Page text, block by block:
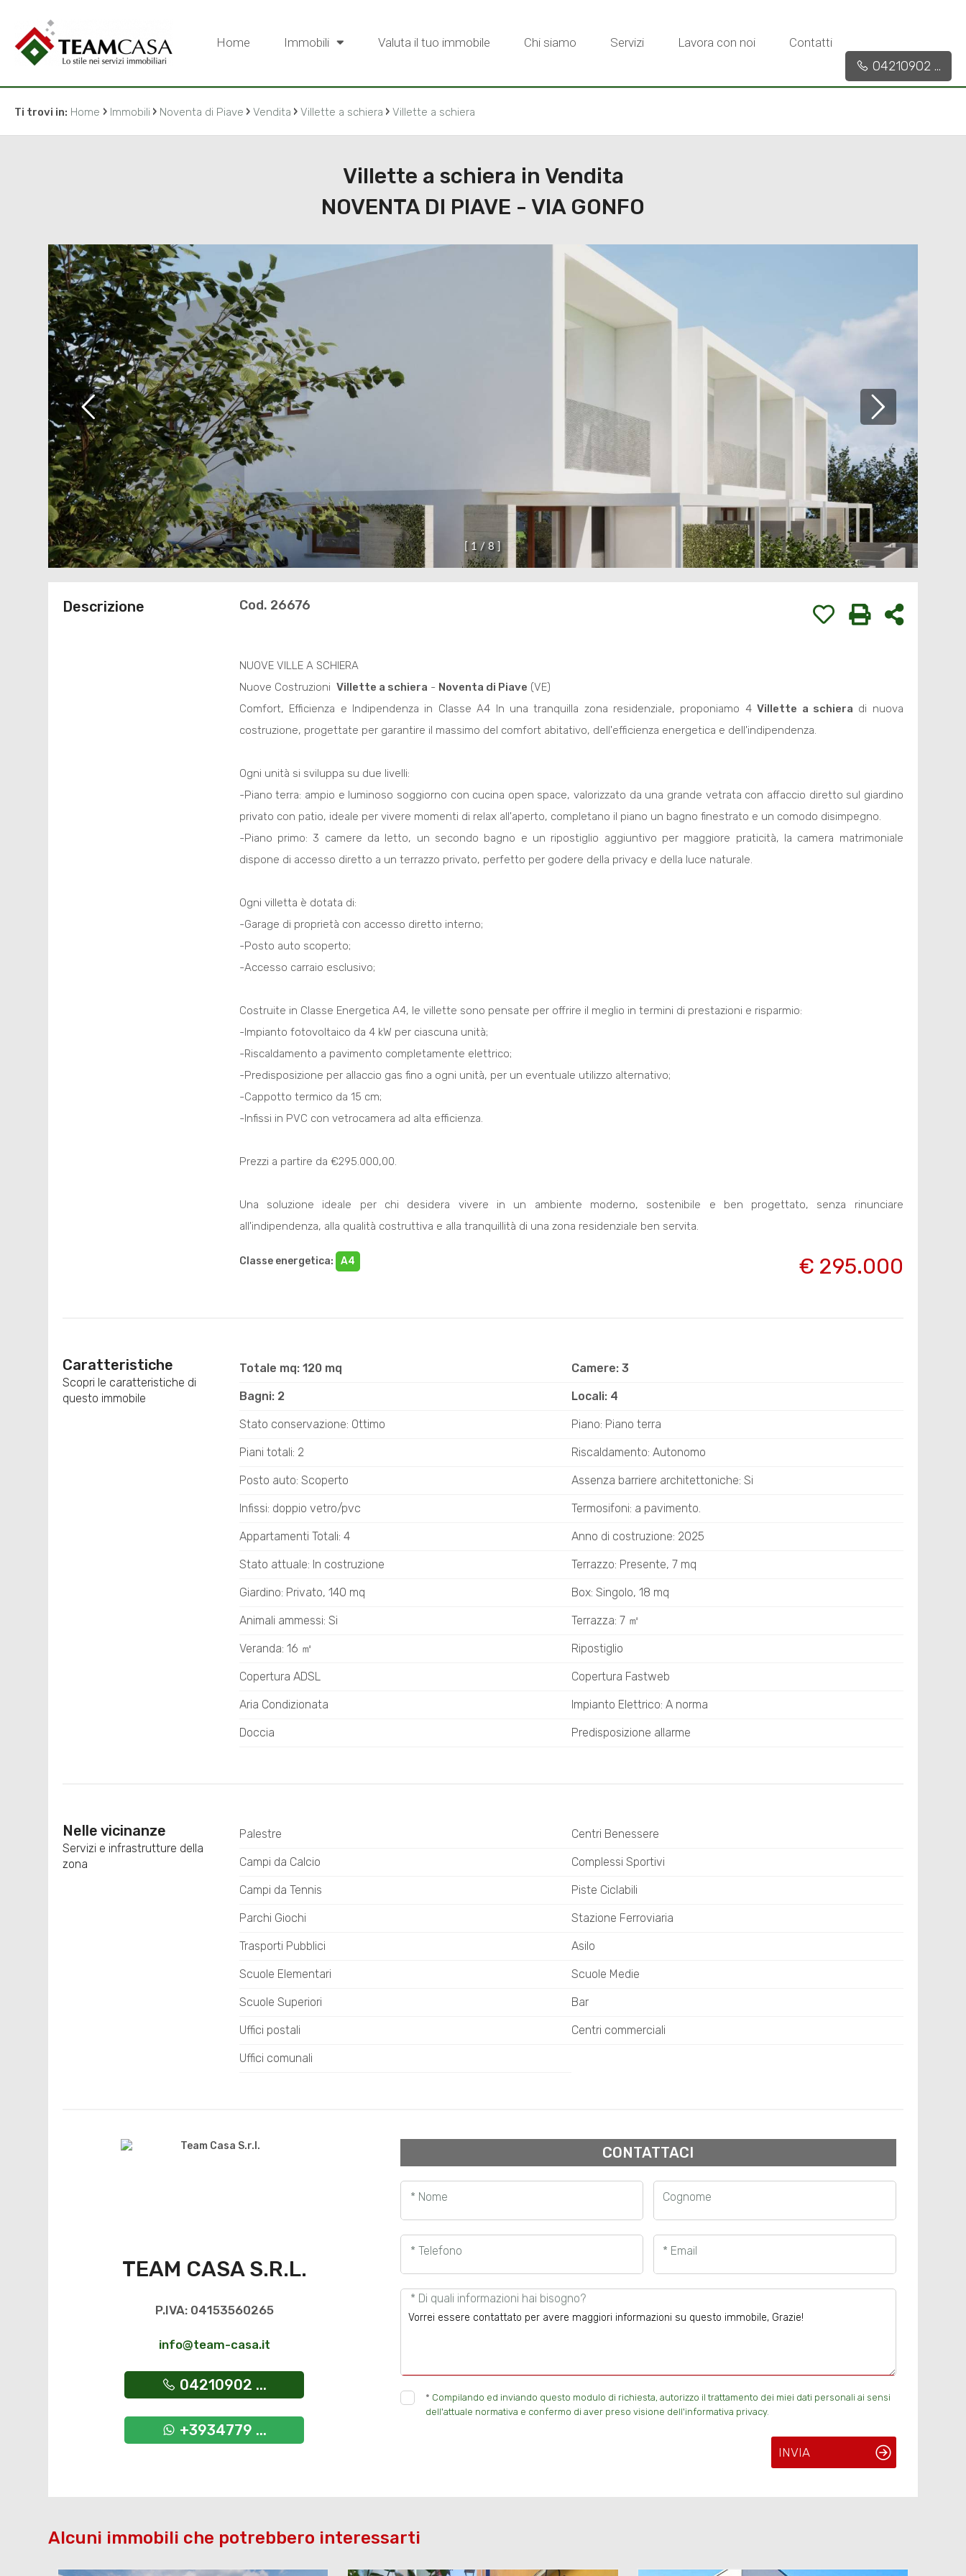
Home Immobili Valuta il tuo immobile Chi siamo Servizi Lavora con noi Contatti
04210902 ...
Ti trovi in: Home › Immobili › Noventa di Piave › Vendita › Villette a schiera › Villette a schiera
Villette a schiera in Vendita
NOVENTA DI PIAVE - VIA GONFO
1 / 8
Descrizione Cod. 26676
NUOVE VILLE A SCHIERA
Nuove Costruzioni  Villette a schiera - Noventa di Piave (VE)
Comfort, Efficienza e Indipendenza in Classe A4 In una tranquilla zona residenziale, proponiamo 4Villette a schiera di nuova
costruzione, progettate per garantire il massimo del comfort abitativo, dell'efficienza energetica e dell'indipendenza.
Ogni unità si sviluppa su due livelli:
-Piano terra: ampio e luminoso soggiorno con cucina open space, valorizzato da una grande vetrata con affaccio diretto sul giardino
privato con patio, ideale per vivere momenti di relax all'aperto, completano il piano un bagno finestrato e un comodo disimpegno.
-Piano primo: 3 camere da letto, un secondo bagno e un ripostiglio aggiuntivo per maggiore praticità, la camera matrimoniale
dispone di accesso diretto a un terrazzo privato, perfetto per godere della privacy e della luce naturale.
Ogni villetta è dotata di:
-Garage di proprietà con accesso diretto interno;
-Posto auto scoperto;
-Accesso carraio esclusivo;
Costruite in Classe Energetica A4, le villette sono pensate per offrire il meglio in termini di prestazioni e risparmio:
-Impianto fotovoltaico da 4 kW per ciascuna unità;
-Riscaldamento a pavimento completamente elettrico;
-Predisposizione per allaccio gas fino a ogni unità, per un eventuale utilizzo alternativo;
-Cappotto termico da 15 cm;
-Infissi in PVC con vetrocamera ad alta efficienza.
Prezzi a partire da €295.000,00.
Una soluzione ideale per chi desidera vivere in un ambiente moderno, sostenibile e ben progettato, senza rinunciare
all'indipendenza, alla qualità costruttiva e alla tranquillità di una zona residenziale ben servita.
Classe energetica: A4 € 295.000
Caratteristiche
Scopri le caratteristiche di
questo immobile
Totale mq: 120 mq Camere: 3
Bagni: 2 Locali: 4
Stato conservazione: Ottimo Piano: Piano terra
Piani totali: 2 Riscaldamento: Autonomo
Posto auto: Scoperto Assenza barriere architettoniche: Si
Infissi: doppio vetro/pvc Termosifoni: a pavimento.
Appartamenti Totali: 4 Anno di costruzione: 2025
Stato attuale: In costruzione Terrazzo: Presente, 7 mq
Giardino: Privato, 140 mq Box: Singolo, 18 mq
Animali ammessi: Si Terrazza: 7 ㎡
Veranda: 16 ㎡ Ripostiglio
Copertura ADSL Copertura Fastweb
Aria Condizionata Impianto Elettrico: A norma
Doccia Predisposizione allarme
Nelle vicinanze
Servizi e infrastrutture della
zona
Palestre Centri Benessere
Campi da Calcio Complessi Sportivi
Campi da Tennis Piste Ciclabili
Parchi Giochi Stazione Ferroviaria
Trasporti Pubblici Asilo
Scuole Elementari Scuole Medie
Scuole Superiori Bar
Uffici postali Centri commerciali
Uffici comunali
TEAM CASA S.R.L.
P.IVA: 04153560265
info@team-casa.it
04210902 ...
+3934779 ...
CONTATTACI
* Nome Cognome
* Telefono * Email
* Di quali informazioni hai bisogno?
* Compilando ed inviando questo modulo di richiesta, autorizzo il trattamento dei miei dati personali ai sensi
dell'attuale normativa e confermo di aver preso visione dell'informativa privacy.
INVIA
Alcuni immobili che potrebbero interessarti